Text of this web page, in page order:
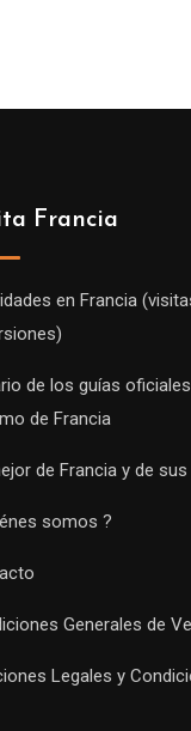
Francia
en Francia
de los guías
de Francia
de Francia y de
somos ?
Generales de
Legales y